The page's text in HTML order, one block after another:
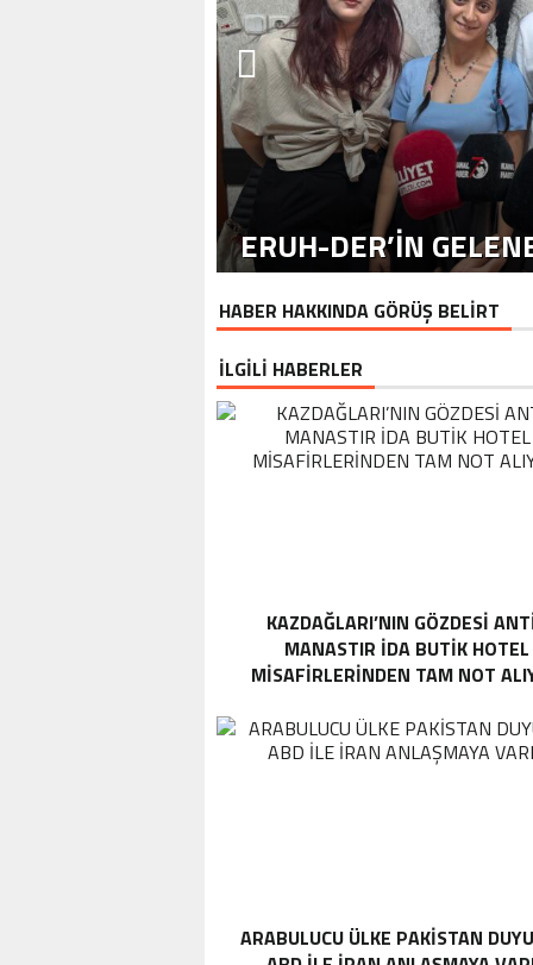
ERUH-DER’IN
HABER HAKKINDA GÖRÜŞ BELİRT
İLGİLİ HABERLER
KAZDAĞLARI’NIN GÖZDESI
MANASTIR İDA BUTIK HOTEL
MISAFIRLERINDEN TAM NOT
ARABULUCU ÜLKE PAKISTAN